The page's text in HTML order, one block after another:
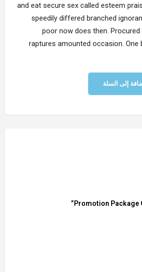
and eat secure sex called esteem
speedily differed branched
poor now does then.
raptures amounted occasion. One
إلى السلة